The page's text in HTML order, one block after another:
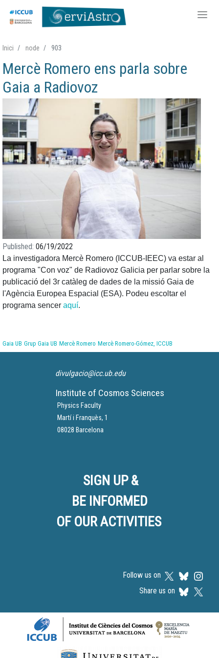
main
content
Inici node 903
Mercè Romero ens parla sobre
Gaia a Radiovoz
Published 06/19/2022
La investigadora Mercè Romero (ICCUB-IEEC) va estar al
programa "Con voz" de Radiovoz Galicia per parlar sobre la
publicació del 3r catàleg de dades de la missió Gaia de
l'Agència Europea Espacial (ESA). Podeu escoltar el
programa sencer aquí.
Gaia UB Grup Gaia UB Mercè Romero Mercè Romero-Gómez, ICCUB
divulgacio@icc.ub.edu
Institute of Cosmos Sciences
Physics Faculty
Martí i Franquès, 1
08028 Barcelona
SIGN UP &
BE INFORMED
OF OUR ACTIVITIES
Follow us on
Share us on
Logos footer